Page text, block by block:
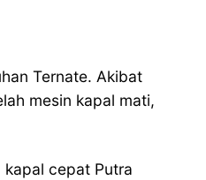
Ternate. Akibat
mesin kapal mati,
cepat Putra